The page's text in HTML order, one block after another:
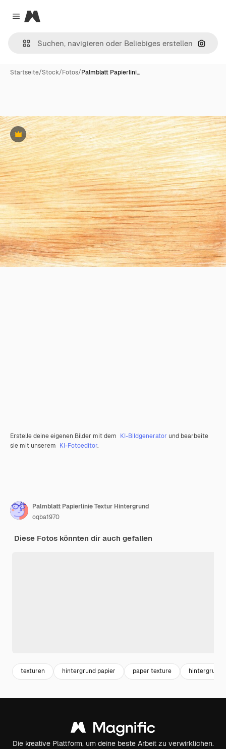
Close menu
Magnific
Nach
Startseite/Stock/Fotos/Palmblatt Papierlini…
Premium
Erstelle deine eigenen Bilder mit dem KI-Bildgenerator und bearbeite
sie mit unserem KI-Fotoeditor.
Palmblatt Papierlinie Textur Hintergrund
oqba1970
Diese Fotos könnten dir auch gefallen
texturen hintergrund papier paper texture hintergrund
Die kreative Plattform, um deine beste Arbeit zu verwirklichen.